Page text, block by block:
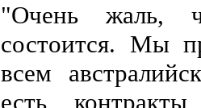
"Очень жаль,
состоится. Мы
всем
есть